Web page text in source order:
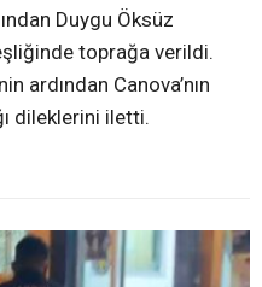
Duygu Öksüz
toprağa verildi.
ardından Canova’nın
dileklerini iletti.